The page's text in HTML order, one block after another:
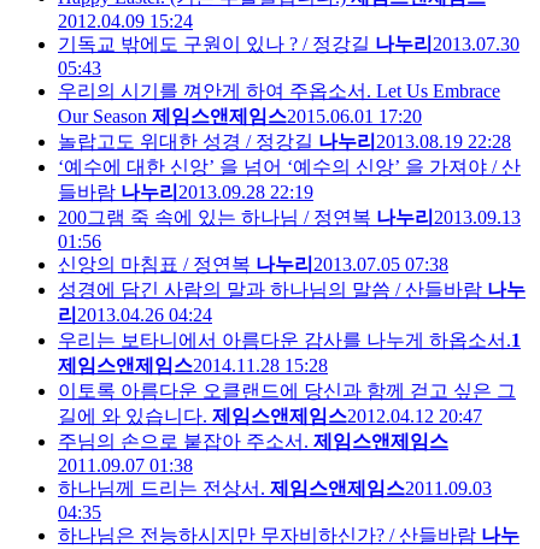
2012.04.09 15:24
기독교 밖에도 구원이 있나 ? / 정강길 나누리 2013.07.30
05:43
우리의 시기를 껴안게 하여 주옵소서. Let Us Embrace
Our Season 제임스앤제임스2015.06.01 17:20
놀랍고도 위대한 성경 / 정강길 나누리 2013.08.19 22:28
‘예수에 대한 신앙’ 을 넘어 ‘예수의 신앙’ 을 가져야 / 산
들바람 나누리 2013.09.28 22:19
200그램 죽 속에 있는 하나님 / 정연복 나누리 2013.09.13
01:56
신앙의 마침표 / 정연복 나누리 2013.07.05 07:38
성경에 담긴 사람의 말과 하나님의 말씀 / 산들바람 나누
리 2013.04.26 04:24
우리는 보타니에서 아름다운 감사를 나누게 하옵소서.1
제임스앤제임스2014.11.28 15:28
이토록 아름다운 오클랜드에 당신과 함께 걷고 싶은 그
길에 와 있습니다. 제임스앤제임스2012.04.12 20:47
주님의 손으로 붙잡아 주소서. 제임스앤제임스
2011.09.07 01:38
하나님께 드리는 전상서. 제임스앤제임스2011.09.03
04:35
하나님은 전능하시지만 무자비하신가? / 산들바람 나누